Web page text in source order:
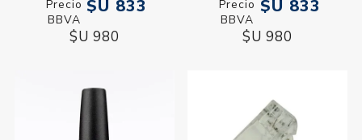
$U 833
$U 980
$U 833
$U 980